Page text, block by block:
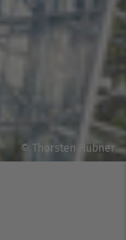
© Thorsten Hübner